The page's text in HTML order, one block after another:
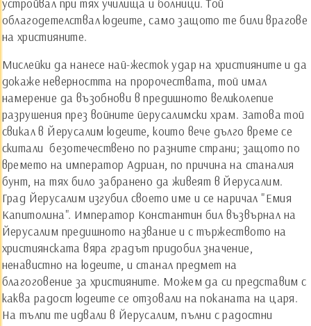
облагодетелствал юдеите, само защото те били врагове
на християните.
Мислейки да нанесе най-жесток удар на християните и да
докаже неверността на пророчествата, той имал
намерение да възобнови в предишното великолепие
разрушения през войните йерусалимски храм. Затова той
свикал в Йерусалим юдеите, които вече дълго време се
скитали безотечествено по разните страни; защото по
времето на император Адриан, по причина на станалия
бунт, на тях било забранено да живеят в Йерусалим.
Град Йерусалим изгубил своето име и се наричал "Емия
Капитолина". Император Константин бил възвърнал на
Йерусалим предишното название и с тържеството на
християнската вяра градът придобил значение,
ненавистно на юдеите, и станал предмет на
благоговение за християните. Можем да си представим с
каква радост юдеите се отзовали на поканата на царя.
На тълпи те идвали в Йерусалим, пълни с радостни